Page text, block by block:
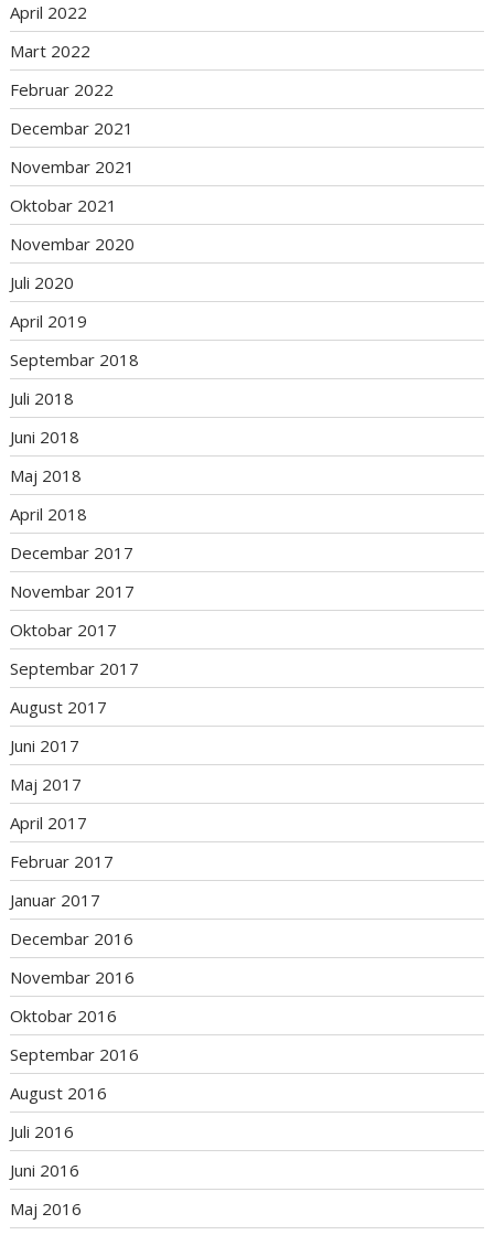
April 2022
Mart 2022
Februar 2022
Decembar 2021
Novembar 2021
Oktobar 2021
Novembar 2020
Juli 2020
April 2019
Septembar 2018
Juli 2018
Juni 2018
Maj 2018
April 2018
Decembar 2017
Novembar 2017
Oktobar 2017
Septembar 2017
August 2017
Juni 2017
Maj 2017
April 2017
Februar 2017
Januar 2017
Decembar 2016
Novembar 2016
Oktobar 2016
Septembar 2016
August 2016
Juli 2016
Juni 2016
Maj 2016